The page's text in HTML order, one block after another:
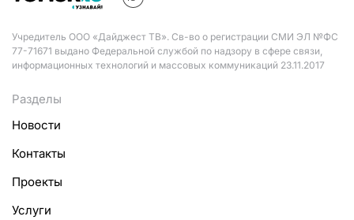
Учредитель ООО «Дайджест ТВ». Св-во о регистрации СМИ ЭЛ №ФС
77-71671 выдано Федеральной службой по надзору в сфере связи,
информационных технологий и массовых коммуникаций 23.11.2017
Разделы
Новости
Контакты
Проекты
Услуги